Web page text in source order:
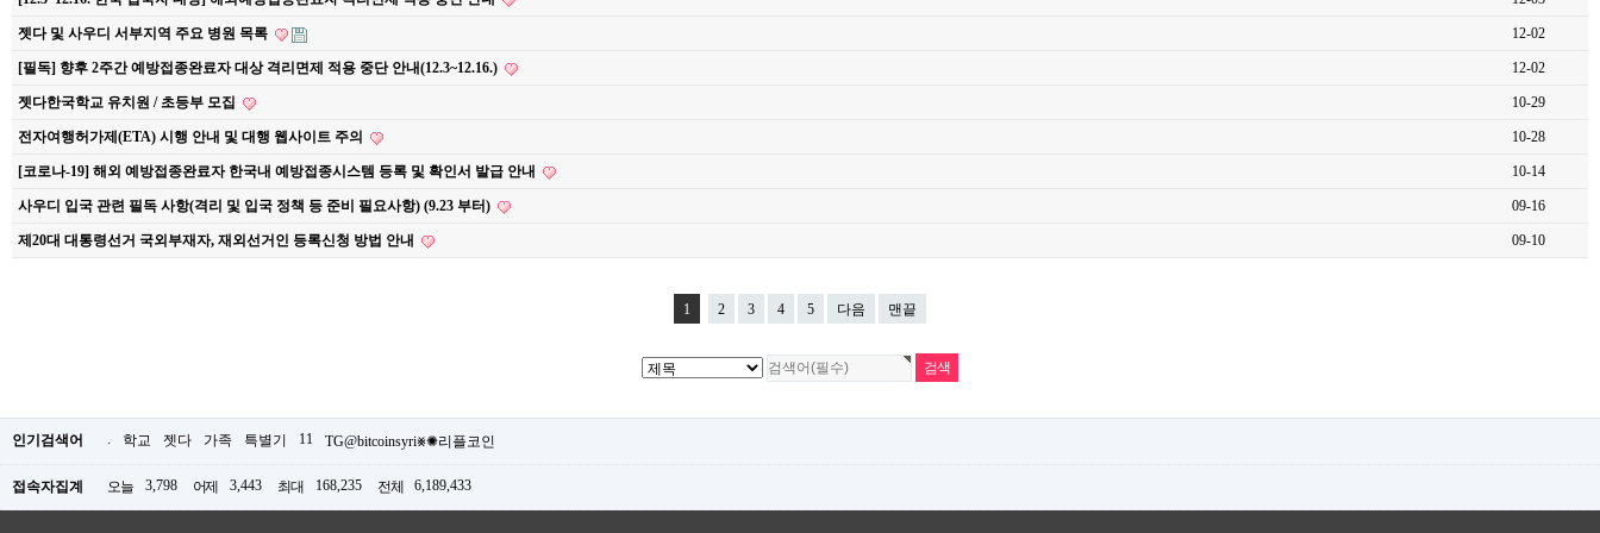
젯다 및 사우디 서부지역 주요 병원 목록 12-02
[필독] 향후 2주간 예방접종완료자 대상 격리면제 적용 중단 안내(12.3~12.16.) 12-02
젯다한국학교 유치원 / 초등부 모집 10-29
전자여행허가제(ETA) 시행 안내 및 대행 웹사이트 주의 10-28
[코로나-19] 해외 예방접종완료자 한국내 예방접종시스템 등록 및 확인서 발급 안내 10-14
사우디 입국 관련 필독 사항(격리 및 입국 정책 등 준비 필요사항) (9.23 부터) 09-16
제20대 대통령선거 국외부재자, 재외선거인 등록신청 방법 안내 09-10
1 2 3 4 5 다음 맨끝
인기검색어 . 학교 젯다 가족 특별기 11 TG@bitcoinsyri⨳✺리플코인
접속자집계 오늘 3,798 어제 3,443 최대 168,235 전체 6,189,433